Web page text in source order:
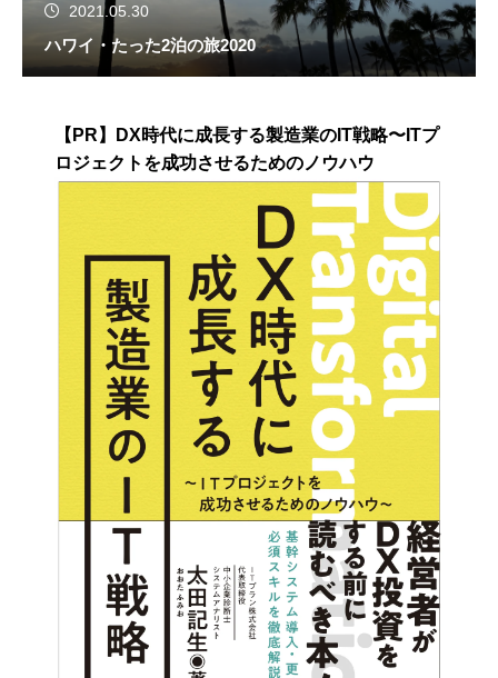
2021.05.30
ハワイ・たった2泊の旅2020
【PR】DX時代に成長する製造業のIT戦略〜ITプ
ロジェクトを成功させるためのノウハウ